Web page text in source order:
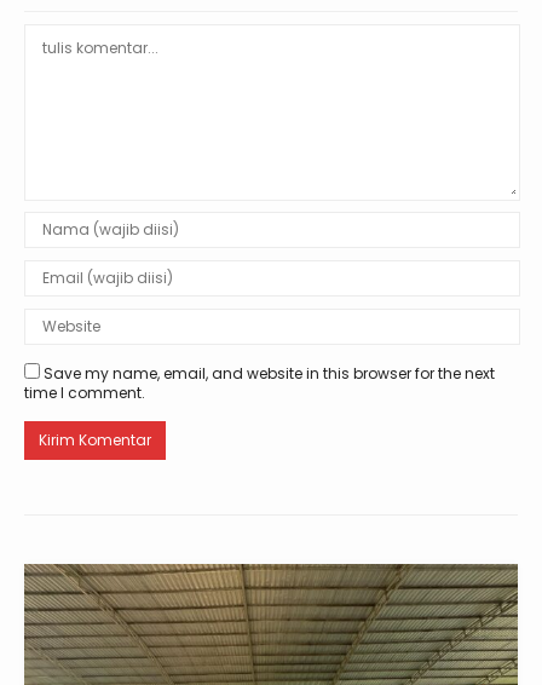
Save my name, email, and website in this browser for the next
time I comment.